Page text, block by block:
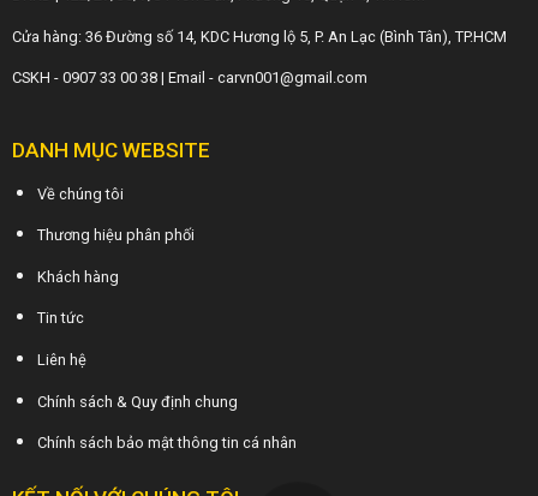
Cửa hàng: 36 Đường số 14, KDC Hương lộ 5, P. An Lạc (Bình Tân), TP.HCM
CSKH - 0907 33 00 38 | Email - carvn001@gmail.com
DANH MỤC WEBSITE
Về chúng tôi
Thương hiệu phân phối
Khách hàng
Tin tức
Liên hệ
Chính sách & Quy định chung
Chính sách bảo mật thông tin cá nhân